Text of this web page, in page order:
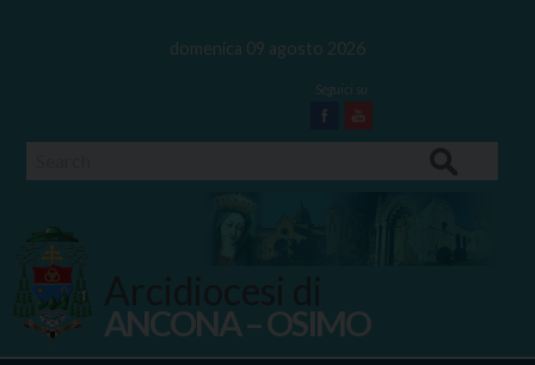
domenica 09 agosto 2026
Facebook
Youtube
ANCONA – OSIMO